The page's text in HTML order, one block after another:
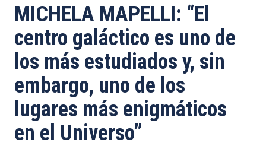
de
ayuda
a
la
navegación
MICHELA MAPELLI: “El
centro galáctico es uno de
los más estudiados y, sin
embargo, uno de los
lugares más enigmáticos
en el Universo”